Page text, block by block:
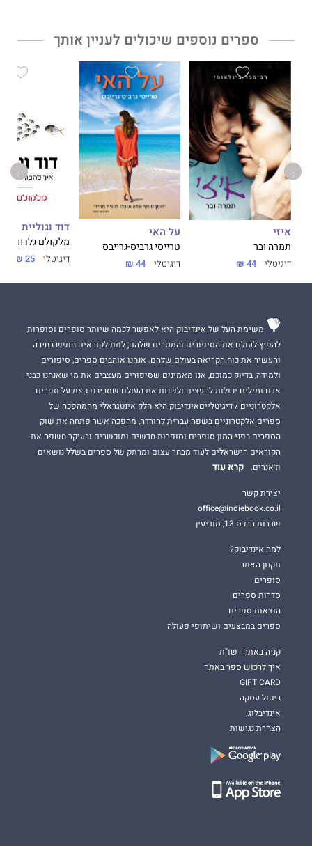
למה לשנות פתאום כיוון ולכתוב על מלחמה? גלדוול פותח בעניין
אישי: זיכרונות ילדות. זו בוודאי סיבה. אבל נדמה שהסיבה החשובה
יותר היא מה שמסתתר מאחורי הסיפור שהוא בוחר לספר. גם כאשר
הוא כותב על מלחמה, גלדוול מתכוון להרבה יותר.
ישנה ההיסטוריה, דרמטית, מתעתעת. ישנם גיבוריה, צדיקים, נבלים,
נפלאים, עלובים. כל אלה משאירים את הקוראים מרותקים לסיפור.
אלא שהסיפור הוא לא רק סיפור.
מקופלות בו שאלות משמעותיות ורלבנטיות. השאלות הללו הן סיבת
הספר.
זה סיפור שאפשר לקרוא מרותקים בערב אחד, אבל מלווה את
הקוראים עוד שבועות ארוכים אחר כך.
הוא מחברם של חמישה רבי־מכר, שחלקם הצליחו מאוד גם בישראל,
ונכלל ברשימת מאה המשפיעים של המגזין טיים, וברשימת צמרת
ההוגים הגלובלית של המגזין פוריין פוליסי.
דבר עורכת האתר:
העיסוק במלחמה ובייחוד מלחמת העולם השנייה הקשה, ההרסנית
והמדממת, על תוצאותיה והשלכותיה האיומות, מזמן שאלות מוסריות
גלדוול פורש את ההתרחשויות מנקודת מבט מפוכחת המציגה את
נסיבות ההפצצה האווירית הקשה על טוקיו ואת ההתרחשויות
ספרים נוספים שיכולים לעניין אותך
איזי
תמרה ובר
דיגיטלי 44 ₪
על האי
טרייסי גרביס-גרייבס
דיגיטלי 44 ₪
דוד וגוליית
מלקולם גלדוול
דיגיטלי 25 ₪
משימת העל של אינדיבוק היא לאפשר לכמה שיותר סופרים וסופרות
להפיץ לעולם את הסיפורים והמסרים שלהם, לתת לקוראים חופש בחירה
והעשיר את כוח הקריאה בעולם שלהם. אנחנו אוהבים ספרים, סיפורים
ולמידה, בדיוק כמוכם, אנו מאמינים שסיפורים מעצבים את מי שאנחנו כבני
אדם ומילים יכולות להעצים ולשנות את העולם שסביבנו.קצת על ספרים
אלקטרוניים / דיגיטלייםאינדיבוק היא חלק אינטגראלי מהמהפכה של
ספרים אלקטרוניים בשפה עברית להורדה, מהפכה אשר פתחה את שוק
הספרים בפני המון סופרים וסופרות חדשים ומוכשרים ובעיקר חשפה את
הקוראים הישראלים לעוד מבחר עצום ומרתק של ספרים בשלל נושאים
וז'אנרים.
קרא עוד
יצירת קשר
office@indiebook.co.il
שדרות הרכס 13, מודיעין
למה אינדיבוק?
תקנון האתר
סופרים
סדרות ספרים
הוצאות ספרים
ספרים במבצעים ושיתופי פעולה
קניה באתר - שו"ת
איך לרכוש ספר באתר
GIFT CARD
ביטול עסקה
אינדיבלוג
הצהרת נגישות